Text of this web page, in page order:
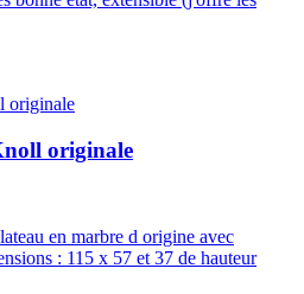
originale
en marbre d origine avec
: 115 x 57 et 37 de hauteur